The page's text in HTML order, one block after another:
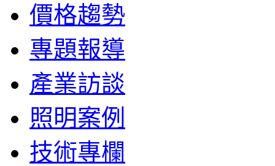
價格趨勢
專題報導
產業訪談
照明案例
技術專欄